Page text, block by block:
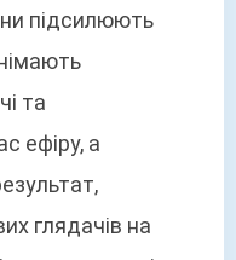
підсилюють
та
ефіру, а
глядачів на